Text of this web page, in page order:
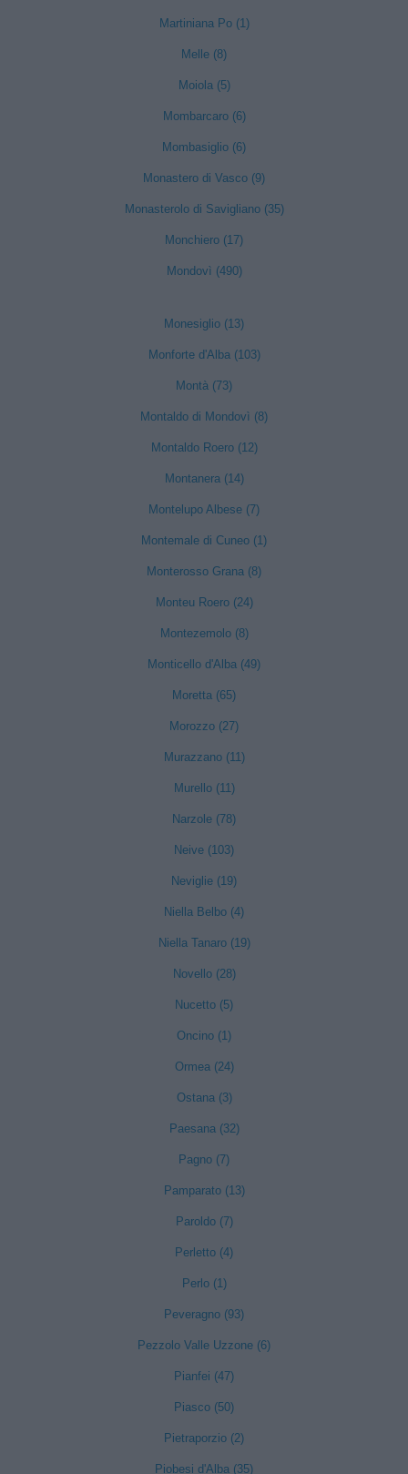
Martiniana Po (1)
Melle (8)
Moiola (5)
Mombarcaro (6)
Mombasiglio (6)
Monastero di Vasco (9)
Monasterolo di Savigliano (35)
Monchiero (17)
Mondovì (490)
Monesiglio (13)
Monforte d'Alba (103)
Montà (73)
Montaldo di Mondovì (8)
Montaldo Roero (12)
Montanera (14)
Montelupo Albese (7)
Montemale di Cuneo (1)
Monterosso Grana (8)
Monteu Roero (24)
Montezemolo (8)
Monticello d'Alba (49)
Moretta (65)
Morozzo (27)
Murazzano (11)
Murello (11)
Narzole (78)
Neive (103)
Neviglie (19)
Niella Belbo (4)
Niella Tanaro (19)
Novello (28)
Nucetto (5)
Oncino (1)
Ormea (24)
Ostana (3)
Paesana (32)
Pagno (7)
Pamparato (13)
Paroldo (7)
Perletto (4)
Perlo (1)
Peveragno (93)
Pezzolo Valle Uzzone (6)
Pianfei (47)
Piasco (50)
Pietraporzio (2)
Piobesi d'Alba (35)